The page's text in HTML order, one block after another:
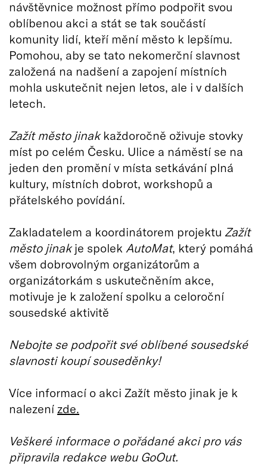
návštěvnice možnost přímo podpořit svou
oblíbenou akci a stát se tak součástí
komunity lidí, kteří mění město k lepšímu.
Pomohou, aby se tato nekomerční slavnost
založená na nadšení a zapojení místních
mohla uskutečnit nejen letos, ale i v dalších
letech.
Zažít město jinakkaždoročně oživuje stovky
míst po celém Česku. Ulice a náměstí se na
jeden den promění v místa setkávání plná
kultury, místních dobrot, workshopů a
přátelského povídání.
Zakladatelem a koordinátorem projektu Zažít
město jinakje spolek AutoMat, který pomáhá
všem dobrovolným organizátorům a
organizátorkám s uskutečněním akce,
motivuje je k založení spolku a celoroční
sousedské aktivitě
Nebojte se podpořit své oblíbené sousedské
slavnosti koupí souseděnky!
Více informací o akci Zažít město jinak je k
nalezení zde.
Veškeré informace o pořádané akci pro vás
připravila redakce webu GoOut.